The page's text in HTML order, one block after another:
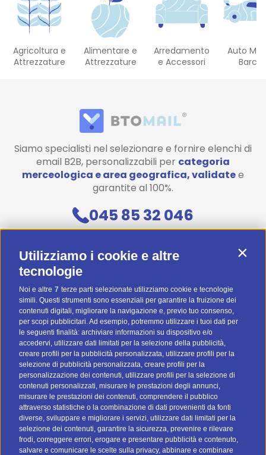
Utilizziamo i cookie e altre
tecnologie
Noi e altre 7 terze parti selezionate utilizziamo cookie e tecnologie
simili. Questi strumenti sono essenziali per garantire la fruizione dei
contenuti digitali, migliorare la navigazione e, previo tuo consenso,
per scopi pubblicitari. Ad esempio, potremmo utilizzare i tuoi dati per
le seguenti finalità: archiviare informazioni su dispositivo e/o
accedervi, utilizzare dati limitati per la selezione della pubblicità,
creare profili per la pubblicità personalizzata, utilizzare profili per la
selezione di pubblicità personalizzata, creare profili per la
personalizzazione dei contenuti, utilizzare profili per la selezione di
contenuti personalizzati, misurare le prestazioni degli annunci,
misurare le prestazioni dei contenuti, comprendere il pubblico
attraverso statistiche o la combinazione di dati provenienti da fonti
diverse, sviluppare e migliorare i servizi, utilizzare dati limitati per la
selezione dei contenuti, garantire la sicurezza, prevenire e rilevare
frodi, correggere errori, erogare e presentare pubblicità e contenuto,
salvare e comunicare le scelte sulla privacy, abbinare e combinare
Agricoltura e
Attrezzature
Alimentare e
Attrezzature
Arredamento
e Accessori
Auto
Siamo specialisti nel selezionare e fornire elenchi di
email B2B, personalizzabili per categoria
merceologica e area geografica, validatee
garantite al 100%.
045 85 32 046
Diventa uno di noi! (Posizioni aperte)
Preventivo Personalizzato
BTOMAIL Pro
Metodi Di Pagamento
I nostri social